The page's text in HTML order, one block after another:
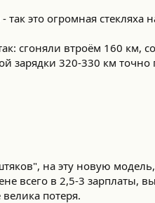
это огромная
сгоняли втроём 160 км,
зарядки 320-330 км
на эту новую
всего в 2,5-3 зарплаты,
потеря.